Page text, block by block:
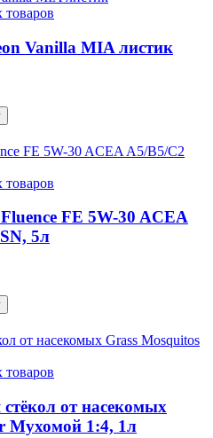
Vanilla MIA листик
FE 5W-30 ACEA
5л
от насекомых
Мухомой 1:4, 1л